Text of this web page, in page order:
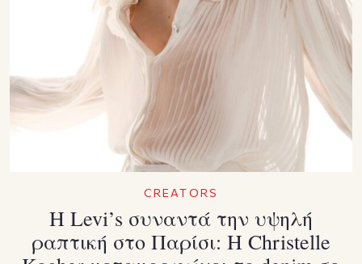
CREATORS
Η Levi’s συναντά την υψηλή
ραπτική στο Παρίσι: Η Christelle